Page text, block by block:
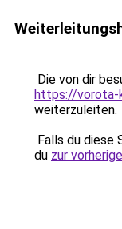
Die von dir
https://vorota-
weiterzuleiten.
Falls du diese
du zur